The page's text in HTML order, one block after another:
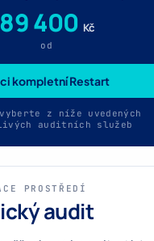
89 400 Kč
od
kompletní Restart
z níže uvedených
auditních služeb
PROSTŘEDÍ
audit